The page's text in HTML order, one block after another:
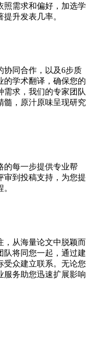
照需求和偏好，加选学
升发表几率。
协同合作，以及6步质
的学术翻译，确保您的
需求，我们的专家团队
髓，原汁原味呈现研究
的每一步提供专业帮
审到投稿支持，为您提
，从海量论文中脱颖而
队将同您一起，通过建
受众建立联系。无论您
服务助您迅速扩展影响